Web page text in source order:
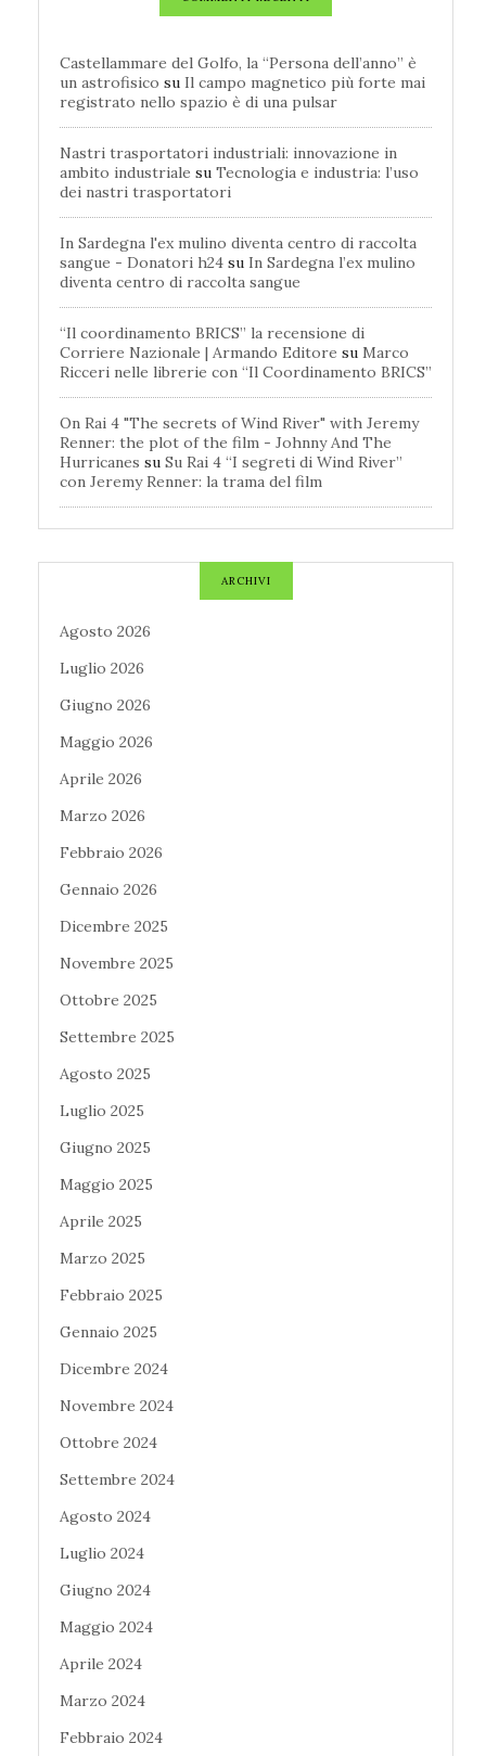
Castellammare del Golfo, la “Persona dell’anno” è
un astrofisico su Il campo magnetico più forte mai
registrato nello spazio è di una pulsar
Nastri trasportatori industriali: innovazione in
ambito industriale su Tecnologia e industria: l’uso
dei nastri trasportatori
In Sardegna l'ex mulino diventa centro di raccolta
sangue - Donatori h24 su In Sardegna l’ex mulino
diventa centro di raccolta sangue
“Il coordinamento BRICS” la recensione di
Corriere Nazionale | Armando Editore su Marco
Ricceri nelle librerie con “Il Coordinamento BRICS”
On Rai 4 "The secrets of Wind River" with Jeremy
Renner: the plot of the film - Johnny And The
Hurricanes su Su Rai 4 “I segreti di Wind River”
con Jeremy Renner: la trama del film
ARCHIVI
Agosto 2026
Luglio 2026
Giugno 2026
Maggio 2026
Aprile 2026
Marzo 2026
Febbraio 2026
Gennaio 2026
Dicembre 2025
Novembre 2025
Ottobre 2025
Settembre 2025
Agosto 2025
Luglio 2025
Giugno 2025
Maggio 2025
Aprile 2025
Marzo 2025
Febbraio 2025
Gennaio 2025
Dicembre 2024
Novembre 2024
Ottobre 2024
Settembre 2024
Agosto 2024
Luglio 2024
Giugno 2024
Maggio 2024
Aprile 2024
Marzo 2024
Febbraio 2024